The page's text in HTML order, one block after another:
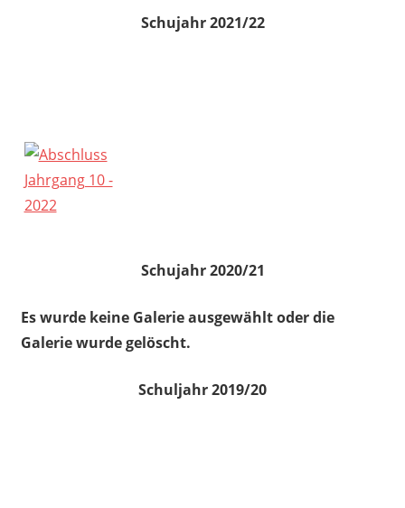
Schujahr 2021/22
Schujahr 2020/21
Es wurde keine Galerie ausgewählt oder die
Galerie wurde gelöscht.
Schuljahr 2019/20